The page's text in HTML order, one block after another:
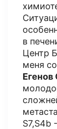
в
Центр
меня
S7,S4b